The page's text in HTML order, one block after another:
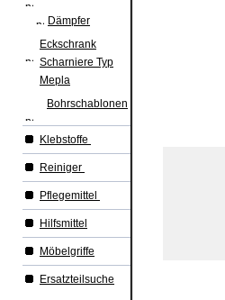
Dämpfer
Eckschrank
Scharniere Typ
Mepla
Bohrschablonen
Klebstoffe
Reiniger
Pflegemittel
Hilfsmittel
Möbelgriffe
Ersatzteilsuche